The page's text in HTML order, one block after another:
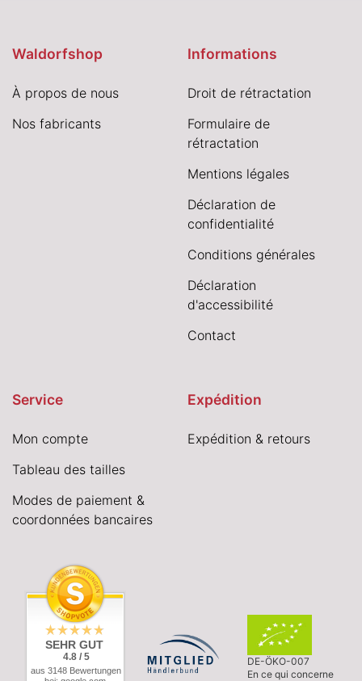
Waldorfshop
À propos de nous
Nos fabricants
Informations
Droit de rétractation
Formulaire de
rétractation
Mentions légales
Déclaration de
confidentialité
Conditions générales
Déclaration
d'accessibilité
Contact
Service
Mon compte
Tableau des tailles
Modes de paiement &
coordonnées bancaires
Expédition
Expédition & retours
SEHR GUT
4.8 / 5
aus 3148 Bewertungen
DE-ÖKO-007
En ce qui concerne